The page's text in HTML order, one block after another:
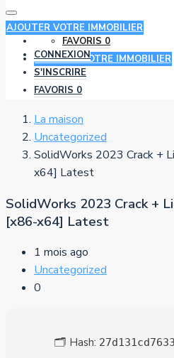
FAVORIS 0
AJOUTER VOTRE IMMOBILIER
AJOUTER VOTRE IMMOBILIER
CONNEXION
S'INSCRIRE
FAVORIS 0
La maison
Uncategorized
SolidWorks 2023 Crack +
x64] Latest
SolidWorks 2023 Crack +
[x86-x64] Latest
1 mois ago
Uncategorized
0
🗂 Hash: